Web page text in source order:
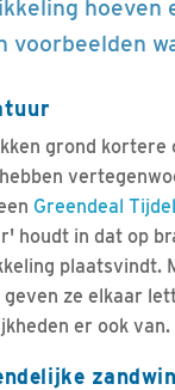
voorbeelden
grond
Greendeal
houdt in dat op
geven ze elkaar
er ook van.